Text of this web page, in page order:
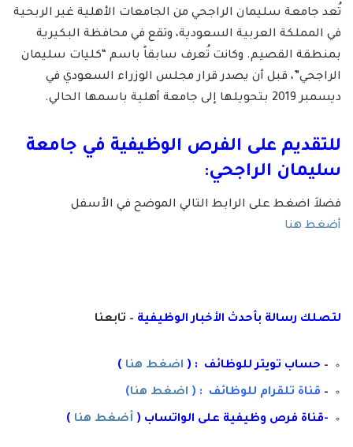
تُعد جامعة سليمان الراجحي من الجامعات الأهلية غير الربحية
في المملكة العربية السعودية، وتقع في محافظة البكيرية
بمنطقة القصيم. وكانت تُعرف سابقاً باسم “كليات سليمان
الراجحي”، قبل أن يصدر قرار مجلس الوزراء السعودي في
ديسمبر 2019 بتحويلها إلى جامعة أهلية باسمها الحالي.
للتقديم على الفرص الوظيفية في جامعة
سليمان الراجحي:
فضلاَ اضغط على الرابط التالي الموضح في الأسفل
أضغط هنا
لتصلك رسالة بأحدث الأخبار الوظيفية – تابعنا
– حساب تويتر للوظائف : ( اضغط هنا )
– قناة تلقرام للوظائف : ( اضغط هنا)
-قناة فرص وظيفية على الواتساب ( أضغط هنا )